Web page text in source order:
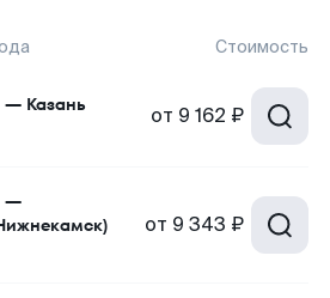
Стоимость
— Казань от 9 162 ₽
—
от 9 343 ₽